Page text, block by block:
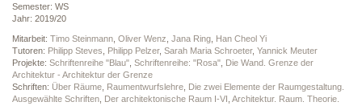
Semester: WS
Jahr: 2019/20
Mitarbeit: Timo Steinmann Oliver Wenz Jana Ring Han Cheol Yi
Tutoren: Philipp Steves Philipp Pelzer, Sarah Maria Schroeter, Yannick Meuter
Projekte: Schriftenreihe "Blau" Schriftenreihe: "Rosa" Die Wand. Grenze der
Architektur - Architektur der Grenze
Schriften: Über Räume Raumentwurfslehre Die zwei Elemente der Raumgestaltung.
Ausgewählte Schriften Der architektonische Raum I-VI Architektur. Raum. Theorie.